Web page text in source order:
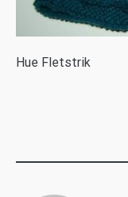
Hue Fletstrik